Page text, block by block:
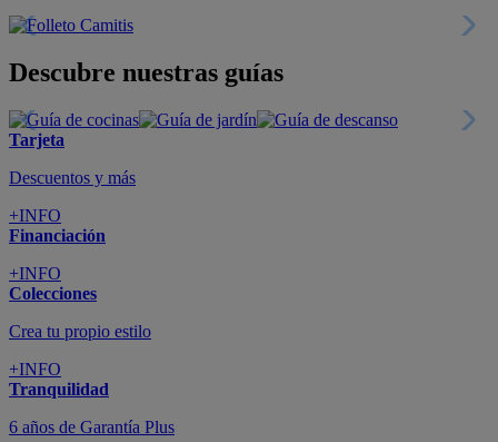
Descubre nuestras guías
Tarjeta
Descuentos y más
+INFO
Financiación
+INFO
Colecciones
Crea tu propio estilo
+INFO
Tranquilidad
6 años de Garantía Plus